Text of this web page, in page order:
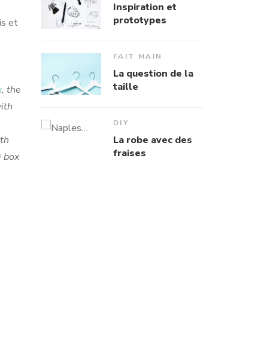
et
, the
box
Inspiration et
prototypes
FAIT MAIN
La question de la
taille
DIY
La robe avec des
fraises